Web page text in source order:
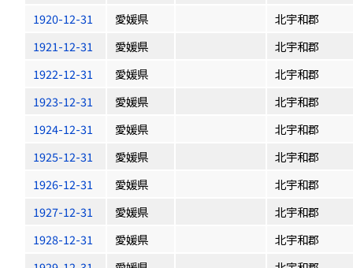
1920-12-31
愛媛県
北宇和郡
1921-12-31
愛媛県
北宇和郡
1922-12-31
愛媛県
北宇和郡
1923-12-31
愛媛県
北宇和郡
1924-12-31
愛媛県
北宇和郡
1925-12-31
愛媛県
北宇和郡
1926-12-31
愛媛県
北宇和郡
1927-12-31
愛媛県
北宇和郡
1928-12-31
愛媛県
北宇和郡